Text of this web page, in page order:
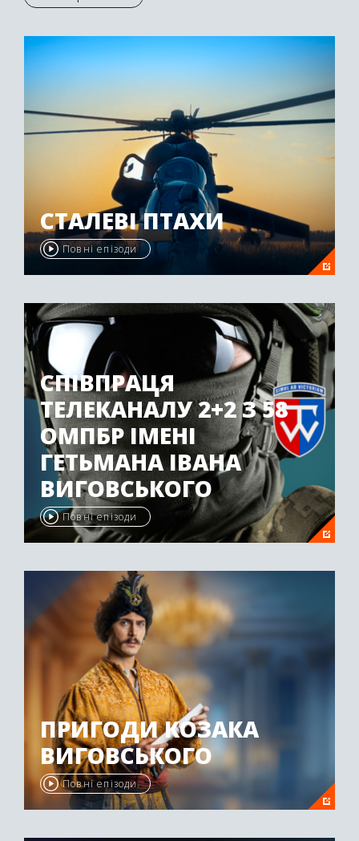
Осетії був нагороджений другою премією
СТАЛЕВІ ПТАХИ
Повні епізоди
СПІВПРАЦЯ
ТЕЛЕКАНАЛУ 2+2 З 58
ОМПБР ІМЕНІ
ГЕТЬМАНА ІВАНА
ВИГОВСЬКОГО
Повні епізоди
ПРИГОДИ КОЗАКА
ВИГОВСЬКОГО
Повні епізоди